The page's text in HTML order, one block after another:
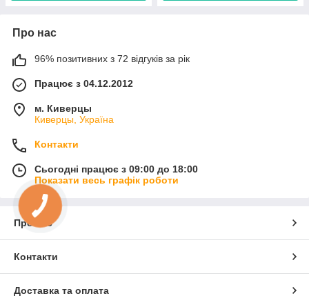
Про нас
96% позитивних з 72 відгуків за рік
Працює з 04.12.2012
м. Киверцы
Киверцы, Україна
Контакти
Сьогодні працює з 09:00 до 18:00
Показати весь графік роботи
Про нас
Контакти
Доставка та оплата